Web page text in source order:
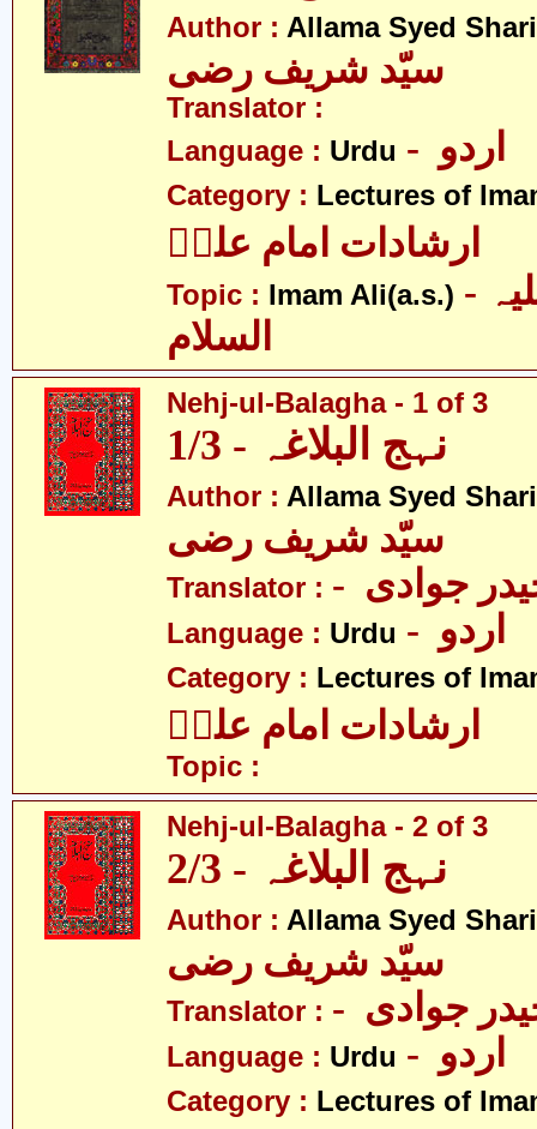
Author : Allama Syed
سیّد شریف رضی
Translator :
Language : Urdu
Category : Lectures of
ارشادات امام علیؑ
Topic : Imam Ali(a.s.) - امام علی علیہ
Nehj-ul-Balagha - 1 of 3
نہج البلاغہ - 1/3
Author : Allama Syed
سیّد شریف رضی
Translator : جوادی
Language : Urdu
Category : Lectures of
ارشادات امام علیؑ
Topic :
Nehj-ul-Balagha - 2 of 3
نہج البلاغہ - 2/3
Author : Allama Syed
سیّد شریف رضی
Translator : جوادی
Language : Urdu
Category : Lectures of